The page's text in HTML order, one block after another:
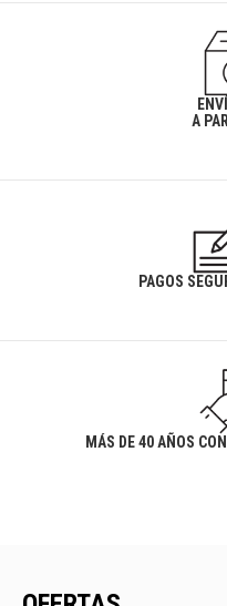
A
PAGOS
MÁS DE 40 AÑOS